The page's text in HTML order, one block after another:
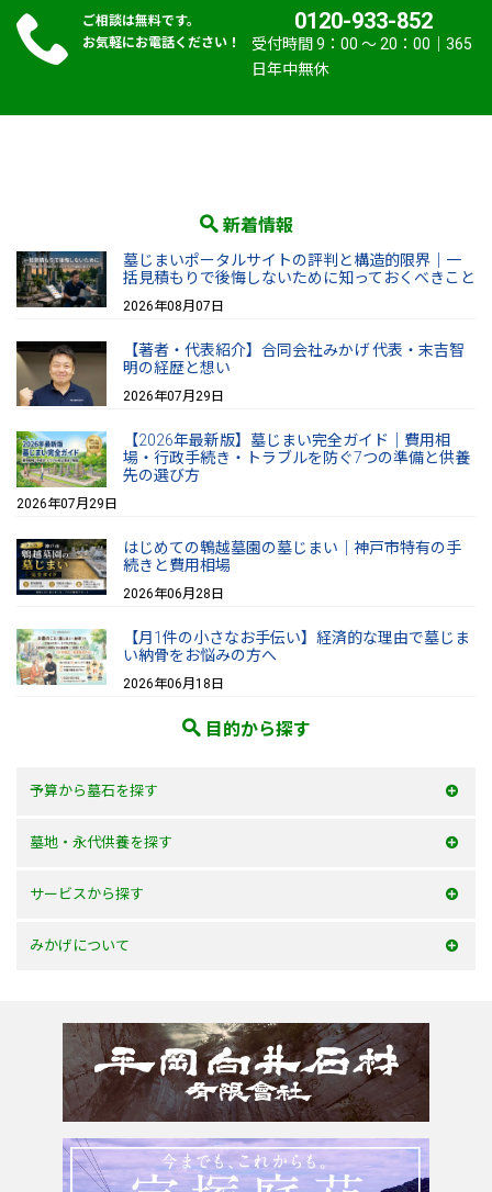
ご相談は無料です。
お気軽にお電話ください！
0120-933-852
受付時間 9：00 〜 20：00｜365
日年中無休
新着情報
墓じまいポータルサイトの評判と構造的限界｜一
括見積もりで後悔しないために知っておくべきこと
2026年08月07日
【著者・代表紹介】合同会社みかげ 代表・末吉智
明の経歴と想い
2026年07月29日
【2026年最新版】墓じまい完全ガイド｜費用相
場・行政手続き・トラブルを防ぐ7つの準備と供養
先の選び方
2026年07月29日
はじめての鵯越墓園の墓じまい｜神戸市特有の手
続きと費用相場
2026年06月28日
【月1件の小さなお手伝い】経済的な理由で墓じま
い納骨をお悩みの方へ
2026年06月18日
目的から探す
予算から墓石を探す
50万以内
100万以内
150万以内
墓地・永代供養を探す
大阪府
兵庫県
奈良県
和歌山県
サービスから探す
お墓を建てる
墓じまい・改葬
追加文字彫刻
みかげについて
会社案内
よくあるご質問
お問合せ